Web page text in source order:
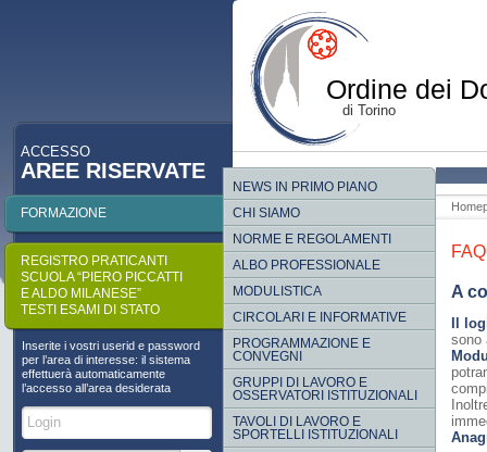
Ordine dei
di Torino
p
NEWS IN PRIMO PIANO
CHI SIAMO
NORME E REGOLAMENTI
ALBO PROFESSIONALE
MODULISTICA
CIRCOLARI E INFORMATIVE
PROGRAMMAZIONE E
CONVEGNI
GRUPPI DI LAVORO E
OSSERVATORI ISTITUZIONALI
TAVOLI DI LAVORO E
SPORTELLI ISTITUZIONALI
ACCESSO
AREE RISERVATE
FORMAZIONE
REGISTRO PRATICANTI
SCUOLA “PIERO PICCATTI
E ALDO MILANESE”
TESTI ESAMI DI STATO
Inserite i vostri userid e password
per l’area di interesse: il sistema
effettuerà automaticamente
l’accesso all’area desiderata
FAQ
A
Il
sono